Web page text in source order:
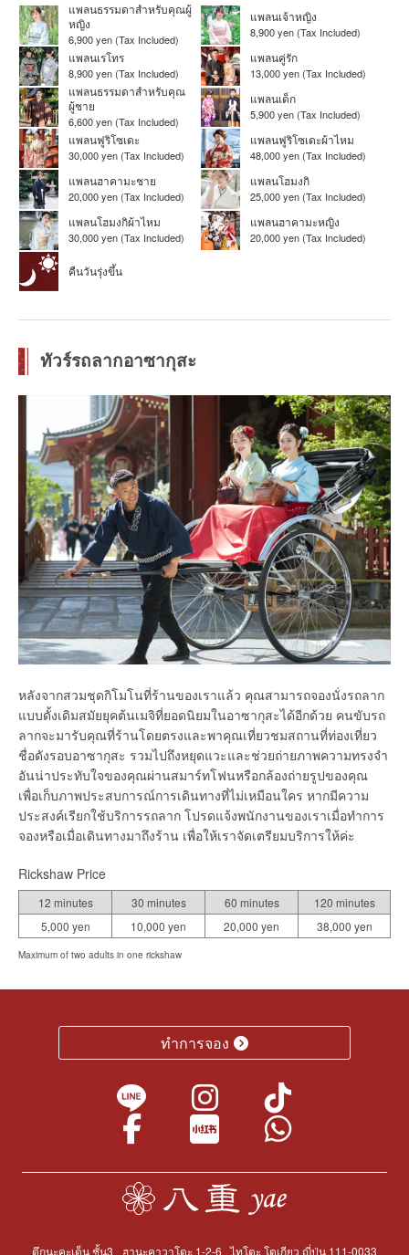
แพลนธรรมดาสำหรับคุณผู้
หญิง
6,900 yen (Tax Included)
แพลนเจ้าหญิง
8,900 yen (Tax Included)
แพลนเรโทร
8,900 yen (Tax Included)
แพลนคู่รัก
13,000 yen (Tax Included)
แพลนธรรมดาสำหรับคุณ
ผู้ชาย
6,600 yen (Tax Included)
แพลนเด็ก
5,900 yen (Tax Included)
แพลนฟูริโซเดะ
30,000 yen (Tax Included)
แพลนฟูริโซเดะผ้าไหม
48,000 yen (Tax Included)
แพลนฮาคามะชาย
20,000 yen (Tax Included)
แพลนโฮมงกิ
25,000 yen (Tax Included)
แพลนโฮมงกิผ้าไหม
30,000 yen (Tax Included)
แพลนฮาคามะหญิง
20,000 yen (Tax Included)
คืนวันรุ่งขึ้น
ทัวร์รถลากอาซากุสะ
หลังจากสวมชุดกิโมโนที่ร้านของเราแล้ว คุณสามารถจองนั่งรถลาก
แบบดั้งเดิมสมัยยุคต้นเมจิที่ยอดนิยมในอาซากุสะได้อีกด้วย คนขับรถ
ลากจะมารับคุณที่ร้านโดยตรงและพาคุณเที่ยวชมสถานที่ท่องเที่ยว
ชื่อดังรอบอาซากุสะ รวมไปถึงหยุดแวะและช่วยถ่ายภาพความทรงจำ
อันน่าประทับใจของคุณผ่านสมาร์ทโฟนหรือกล้องถ่ายรูปของคุณ
เพื่อเก็บภาพประสบการณ์การเดินทางที่ไม่เหมือนใคร หากมีความ
ประสงค์เรียกใช้บริการรถลาก โปรดแจ้งพนักงานของเราเมื่อทำการ
จองหรือเมื่อเดินทางมาถึงร้าน เพื่อให้เราจัดเตรียมบริการให้ค่ะ
Rickshaw Price
12 minutes
5,000 yen
30 minutes
10,000 yen
60 minutes
20,000 yen
120 minutes
38,000 yen
Maximum of two adults in one rickshaw
ทำการจอง
ตึกนะคะเด็น ชั้น3 ฮานะคาวาโดะ 1-2-6 ไทโตะ โตเกียว ญี่ปุ่น 111-0033